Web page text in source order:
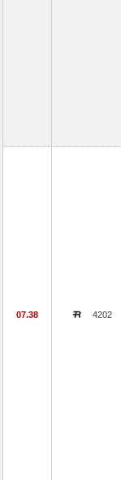
07.38 4202